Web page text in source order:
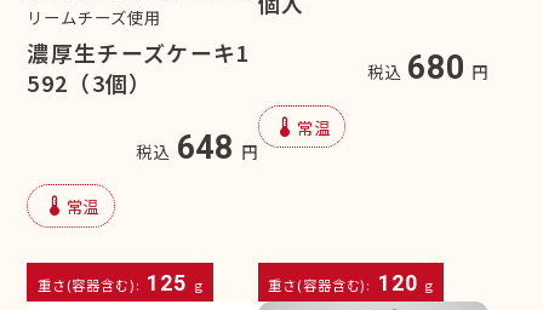
リームチーズ使用
濃厚生チーズケーキ1
592（3個）
税込 648 円
device_thermostat 常温
重さ(容器含む): 125 g
税込 680 円
device_thermostat 常温
重さ(容器含む): 120 g